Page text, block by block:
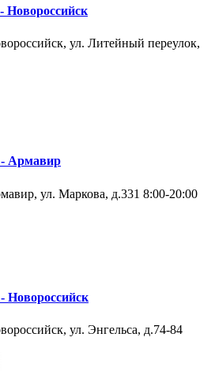
Новороссийск
ул. Литейный переулок,
- Армавир
ул. Маркова, д.331 8:00-20:00
Новороссийск
ул. Энгельса, д.74-84